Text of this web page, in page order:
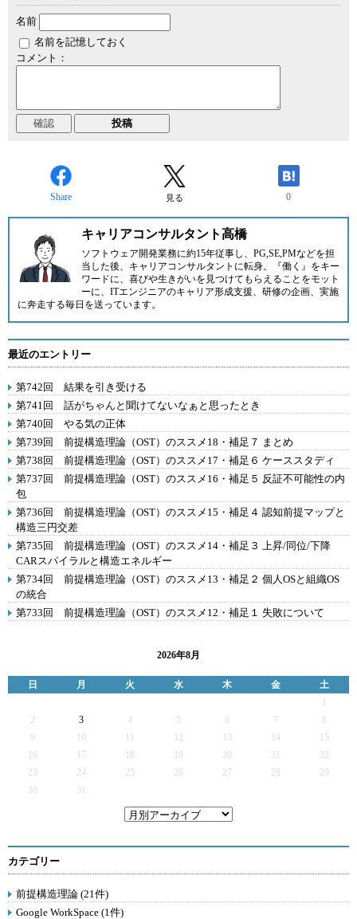
名前
名前を記憶しておく
コメント：
Share 見る 0
キャリアコンサルタント高橋
ソフトウェア開発業務に約15年従事し、PG,SE,PMなどを担
当した後、キャリアコンサルタントに転身。『働く』をキー
ワードに、喜びや生きがいを見つけてもらえることをモット
ーに、ITエンジニアのキャリア形成支援、研修の企画、実施
に奔走する毎日を送っています。
最近のエントリー
第742回 結果を引き受ける
第741回 話がちゃんと聞けてないなぁと思ったとき
第740回 やる気の正体
第739回 前提構造理論（OST）のススメ18・補足７ まとめ
第738回 前提構造理論（OST）のススメ17・補足６ ケーススタディ
第737回 前提構造理論（OST）のススメ16・補足５ 反証不可能性の内
包
第736回 前提構造理論（OST）のススメ15・補足４ 認知前提マップと
構造三円交差
第735回 前提構造理論（OST）のススメ14・補足３ 上昇/同位/下降
CARスパイラルと構造エネルギー
第734回 前提構造理論（OST）のススメ13・補足２ 個人OSと組織OS
の統合
第733回 前提構造理論（OST）のススメ12・補足１ 失敗について
2026年8月
日 月 火 水 木 金
土
2
3 4 5 6 7
9
12 13 14
15
16
17 19 20 21
22
23
24 25 26 27 28
29
30
31
カテゴリー
前提構造理論 (21件)
Google WorkSpace (1件)